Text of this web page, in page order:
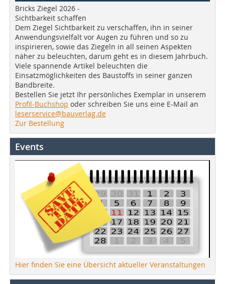
Bricks Ziegel 2026 -
Sichtbarkeit schaffen
Dem Ziegel Sichtbarkeit zu verschaffen, ihn in seiner
Anwendungsvielfalt vor Augen zu führen und so zu
inspirieren, sowie das Ziegeln in all seinen Aspekten
näher zu beleuchten, darum geht es in diesem Jahrbuch.
Viele spannende Artikel beleuchten die
Einsatzmöglichkeiten des Baustoffs in seiner ganzen
Bandbreite.
Bestellen Sie jetzt Ihr persönliches Exemplar in unserem
Profil-Buchshop oder schreiben Sie uns eine E-Mail an
leserservice@bauverlag.de
Zur Bestellung
Events
Hier finden Sie eine Übersicht aktueller Veranstaltungen